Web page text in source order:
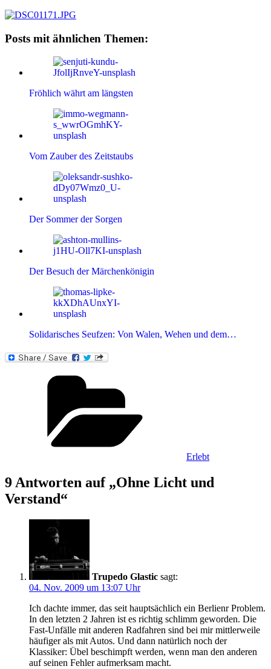
Posts mit ähnlichen Themen:
Fröhlich währt am längsten
Vom Zauber des Zeitstaubs
Der Sommer der Sorgen
Der Besuch der Märchenkönigin
Solidarisches Seufzen: Von Walen, Wehen und dem…
Erlebt
9 Antworten auf „Ohne Licht und
Verstand“
Trupedo Glastic sagt:
04. Nov. 2009 um 13:07 Uhr
Ich dachte immer, das seit hauptsächlich ein Berlienr Problem.
In den letzten 2 Jahren ist es richtig schlimm geworden. Die
Fast-Unfälle mit anderen Radfahren sind bei mir mittlerweile
häufiger als mit Autos. Und dann natürlich noch der
Klassiker: Übel beschimpft werden, wenn man den anderen
auf seinen Fehler aufmerksam macht.